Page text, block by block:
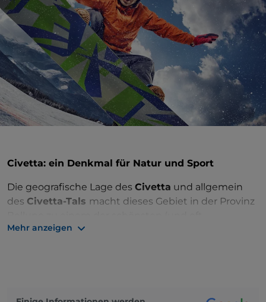
Civetta: ein Denkmal für Natur und Sport
Die geografische Lage des Civetta und allgemein
des Civetta-Tals macht dieses Gebiet in der Provinz
verschneiten) der Gegend.
Mehr anzeigen